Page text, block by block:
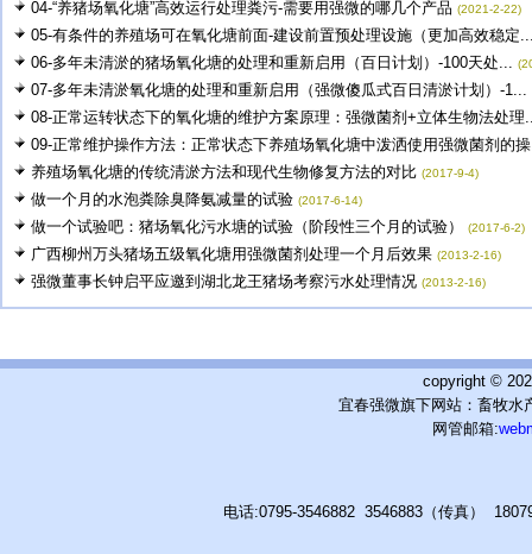
04-“养猪场氧化塘”高效运行处理粪污-需要用强微的哪几个产品 (2021-2-22)
05-有条件的养殖场可在氧化塘前面-建设前置预处理设施（更加高效稳定
06-多年未清淤的猪场氧化塘的处理和重新启用（百日计划）-100天处...
07-多年未清淤氧化塘的处理和重新启用（强微傻瓜式百日清淤计划）-1...
08-正常运转状态下的氧化塘的维护方案原理：强微菌剂+立体生物法处理
09-正常维护操作方法：正常状态下养殖场氧化塘中泼洒使用强微菌剂的
养殖场氧化塘的传统清淤方法和现代生物修复方法的对比 (2017-9-4)
做一个月的水泡粪除臭降氨减量的试验 (2017-6-14)
做一个试验吧：猪场氧化污水塘的试验（阶段性三个月的试验） (2017-6-2)
广西柳州万头猪场五级氧化塘用强微菌剂处理一个月后效果 (2013-2-16)
强微董事长钟启平应邀到湖北龙王猪场考察污水处理情况 (2013-2-16)
copyright ©
宜春强微旗下网站：畜牧水
网管邮箱:
电话:0795-3546882 3546883（传真）